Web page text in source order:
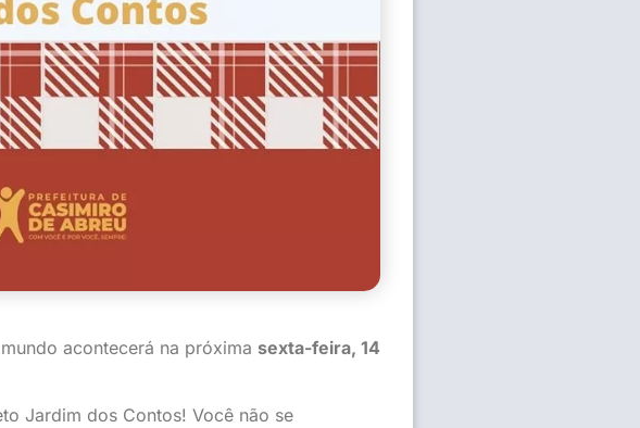
acontecerá na próxima sexta-feira, 14
Jardim dos Contos! Você não se